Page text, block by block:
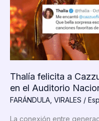
Thalía felicita a
en el Auditorio
FARÁNDULA VIRALES /
La conexión entre